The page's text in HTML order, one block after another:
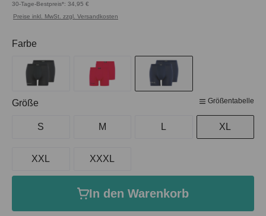
30-Tage-Bestpreis*: 34,95 €
Preise inkl. MwSt. zzgl. Versandkosten
Farbe
Größe Größentabelle
S M L XL
XXL XXXL
In den Warenkorb